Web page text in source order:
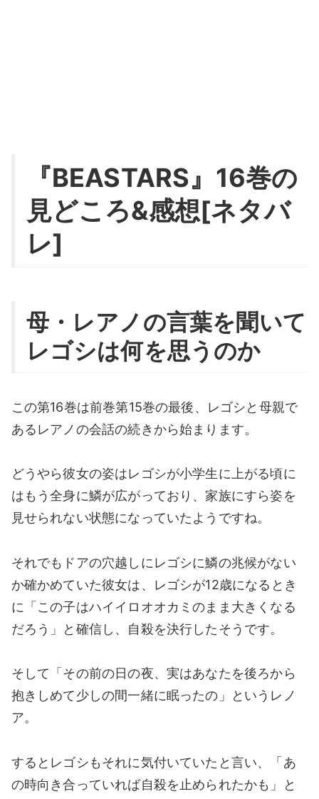
『BEASTARS』16巻の
見どころ&感想[ネタバ
レ]
母・レアノの言葉を聞いて
レゴシは何を思うのか
この第16巻は前巻第15巻の最後、レゴシと母親で
あるレアノの会話の続きから始まります。
どうやら彼女の姿はレゴシが小学生に上がる頃に
はもう全身に鱗が広がっており、家族にすら姿を
見せられない状態になっていたようですね。
それでもドアの穴越しにレゴシに鱗の兆候がない
か確かめていた彼女は、レゴシが12歳になるとき
に「この子はハイイロオオカミのまま大きくなる
だろう」と確信し、自殺を決行したそうです。
そして「その前の日の夜、実はあなたを後ろから
抱きしめて少しの間一緒に眠ったの」というレノ
ア。
するとレゴシもそれに気付いていたと言い、「あ
の時向き合っていれば自殺を止められたかも」と